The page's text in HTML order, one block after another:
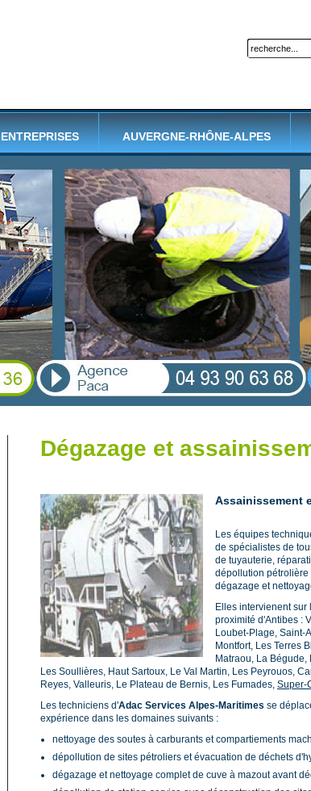
ENTREPRISES AUVERGNE-RHÔNE-ALPES
Dégazage et
Assainissement
Les équipes
de spécialistes de
de tuyauterie,
dépollution
dégazage et
Elles intervienent
proximité d'Antibes :
Loubet-Plage, Saint-
Montfort, Les Terres
Matraou, La
Les Soullières, Haut Sartoux, Le Val Martin, Les Peyrouos,
Reyes, Valleuris, Le Plateau de Bernis, Les Fumades, Super-
Les techniciens d'Adac Services Alpes-Maritimes se
expérience dans les domaines suivants :
nettoyage des soutes à carburants et compartiements
dépollution de sites pétroliers et évacuation de déchets
dégazage et nettoyage complet de cuve à mazout avant